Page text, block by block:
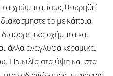
χρώματα, ίσως θεωρηθεί
το με κάποια
σχήματα και
άλλα ανάγλυφα κεραμικά,
Ποικιλία στα ύψη και στα